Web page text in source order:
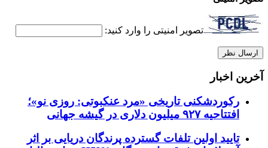
تصویر امنیتی را وارد کنید:
آخرین اخبار
رکوردشکنی تاریخی «مرد عنکبوتی: روزی نو»؛
افتتاحیه ۹۲۷ میلیون دلاری در گیشه جهانی
تایید اولین تلفات گسترده پرندگان دریایی بر اثر